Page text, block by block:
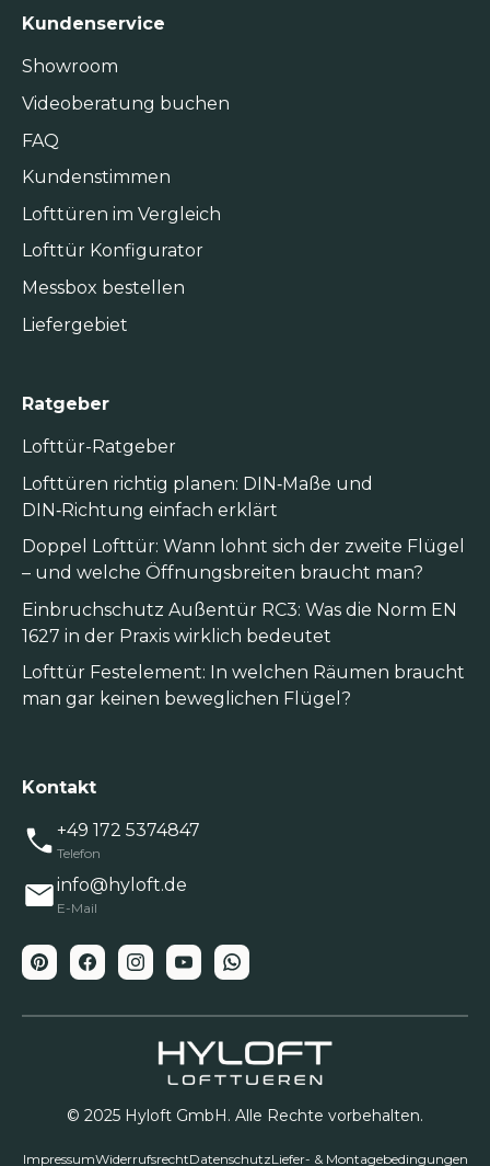
Kundenservice
Showroom
Videoberatung buchen
FAQ
Kundenstimmen
Lofttüren im Vergleich
Lofttür Konfigurator
Messbox bestellen
Liefergebiet
Ratgeber
Lofttür-Ratgeber
Lofttüren richtig planen: DIN‑Maße und
DIN‑Richtung einfach erklärt
Doppel Lofttür: Wann lohnt sich der zweite Flügel
– und welche Öffnungsbreiten braucht man?
Einbruchschutz Außentür RC3: Was die Norm EN
1627 in der Praxis wirklich bedeutet
Lofttür Festelement: In welchen Räumen braucht
man gar keinen beweglichen Flügel?
Kontakt
+49 172 5374847
Telefon
info@hyloft.de
E-Mail
© 2025 Hyloft GmbH. Alle Rechte vorbehalten.
ImpressumWiderrufsrechtDatenschutzLiefer- & Montagebedingungen